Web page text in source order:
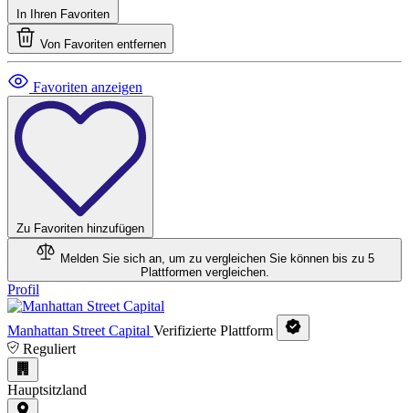
In Ihren Favoriten
Von Favoriten entfernen
Favoriten anzeigen
Zu Favoriten hinzufügen
Melden Sie sich an, um zu vergleichen Sie können bis zu 5
Plattformen vergleichen.
Profil
Manhattan Street Capital Verifizierte Plattform
Reguliert
Hauptsitzland